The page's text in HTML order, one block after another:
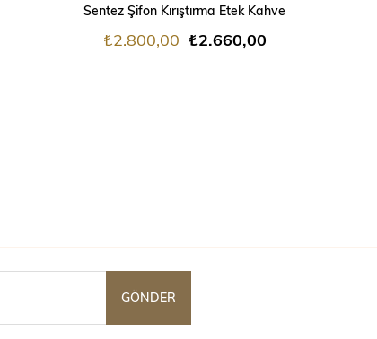
Sentez Şifon Kırıştırma Etek Kahve
₺2.660,00
₺2.800,00
GÖNDER